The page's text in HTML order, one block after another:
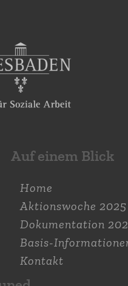
Auf einem Blick
Home
Aktions­woche 2025
Dokumen­tation
Basis-
Kontakt